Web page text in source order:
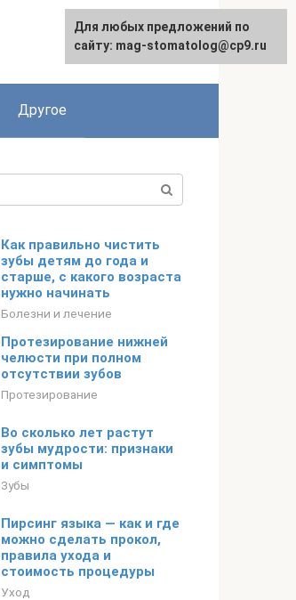
Другое
Как правильно чистить
зубы детям до года и
старше, с какого возраста
нужно начинать
Болезни и лечение
Протезирование нижней
челюсти при полном
отсутствии зубов
Протезирование
Во сколько лет растут
зубы мудрости: признаки
и симптомы
Зубы
Пирсинг языка — как и где
можно сделать прокол,
правила ухода и
стоимость процедуры
Уход
Для любых предложений по
сайту: mag-stomatolog@cp9.ru